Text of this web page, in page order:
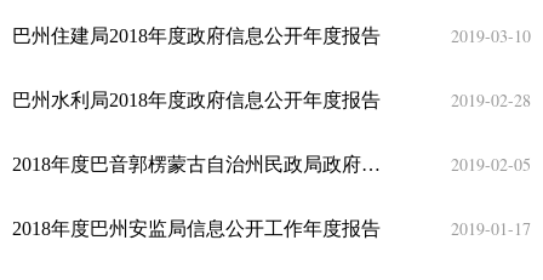
巴州住建局2018年度政府信息公开年度报告 2019-03-10
巴州水利局2018年度政府信息公开年度报告 2019-02-28
2018年度巴音郭楞蒙古自治州民政局政府信息公开年度报告 2019-02-05
2018年度巴州安监局信息公开工作年度报告 2019-01-17